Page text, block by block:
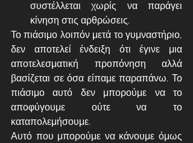
συστέλλεται χωρίς να παράγει
κίνηση στις αρθρώσεις.
Το πιάσιμο λοιπόν μετά το γυμναστήριο,
δεν αποτελεί ένδειξη ότι έγινε μια
αποτελεσματική προπόνηση αλλά
βασίζεται σε όσα είπαμε παραπάνω. Το
πιάσιμο αυτό δεν μπορούμε να το
αποφύγουμε ούτε να το
καταπολεμήσουμε.
Αυτό που μπορούμε να κάνουμε όμως